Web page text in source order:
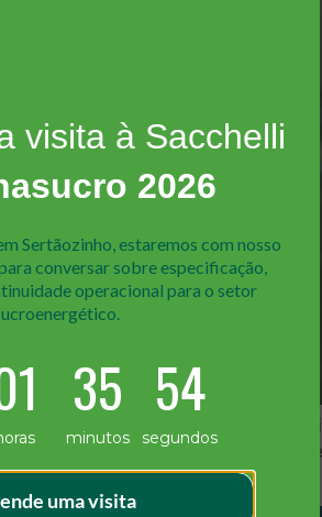
visita à Sacchelli
2026
Sertãozinho, estaremos com nosso
conversar sobre especificação,
operacional para o setor
35
minutos
54
segundos
uma visita
de acabamento ideal para ser
essa a proposta da linha de
escolha. […]